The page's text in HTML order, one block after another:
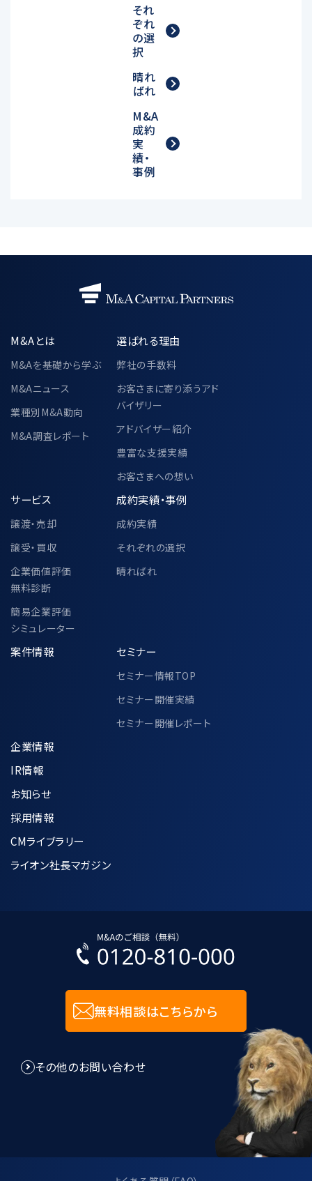
それ
ぞれ
の選
択
晴れ
ばれ
M&A
成約
実
績・
事例
M&Aとは
M&Aを基礎から学ぶ
M&Aニュース
業種別M&A動向
M&A調査レポート
選ばれる理由
弊社の手数料
お客さまに寄り添うアド
バイザリー
アドバイザー紹介
豊富な支援実績
お客さまへの想い
サービス
譲渡・売却
譲受・買収
企業価値評価
無料診断
簡易企業評価
シミュレーター
成約実績・事例
成約実績
それぞれの選択
晴ればれ
案件情報 セミナー
セミナー情報TOP
セミナー開催実績
セミナー開催レポート
企業情報
IR情報
お知らせ
採用情報
CMライブラリー
ライオン社長マガジン
無料相談はこちらから
その他のお問い合わせ